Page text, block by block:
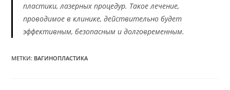
пластики, лазерных процедур. Такое лечение,
проводимое в клинике, действительно будет
эффективным, безопасным и долговременным.
МЕТКИ: ВАГИНОПЛАСТИКА